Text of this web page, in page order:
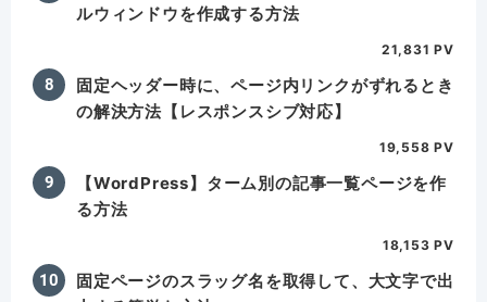
ルウィンドウを作成する方法
21,831 PV
固定ヘッダー時に、ページ内リンクがずれるとき
の解決方法【レスポンスシブ対応】
19,558 PV
【WordPress】ターム別の記事一覧ページを作
る方法
18,153 PV
固定ページのスラッグ名を取得して、大文字で出